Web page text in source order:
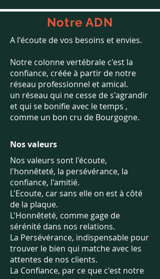
Notre ADN
A l'écoute de vos besoins et envies.
Notre colonne vertébrale c'est la
confiance, créée à partir de notre
réseau professionnel et amical.
un réseau qui ne cesse de s'agrandir
et qui se bonifie avec le temps ,
comme un bon cru de Bourgogne.
Nos valeurs
Nos valeurs sont l'écoute,
l'honnêteté, la persévérance, la
confiance, l'amitié.
L'Ecoute, car sans elle on est à côté
de la plaque.
L'Honnêteté, comme gage de
sérénité dans nos relations.
La Persévérance, indispensable pour
trouver le bien qui matche avec les
attentes de nos clients.
La Confiance, par ce que c'est notre